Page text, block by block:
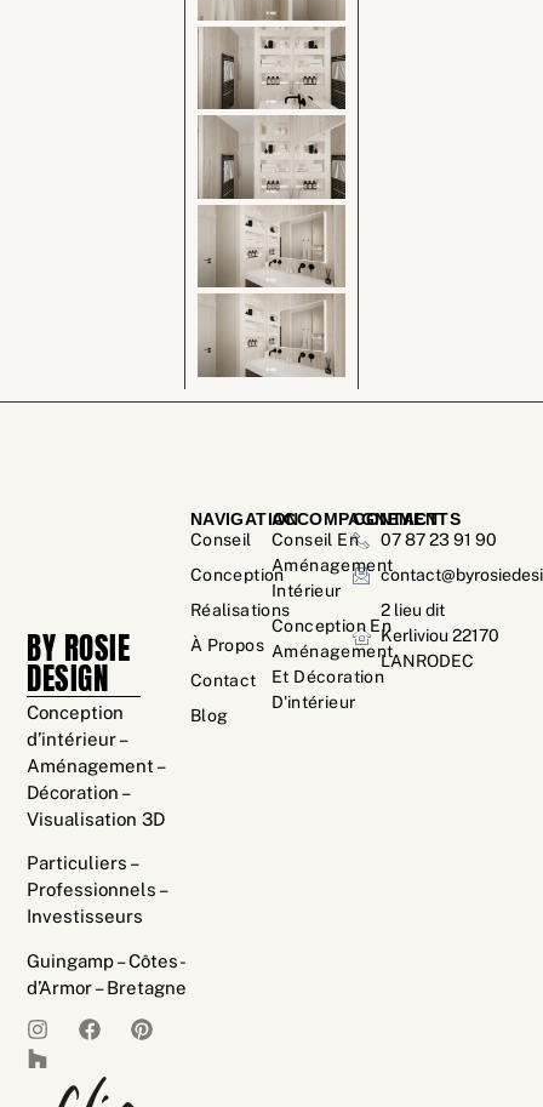
BY ROSIE
DESIGN
Conception
d’intérieur –
Aménagement –
Décoration –
Visualisation 3D
Particuliers –
Professionnels –
Investisseurs
Guingamp – Côtes-
d’Armor – Bretagne
ACCOMPAGNEMENTS
Conseil En
Aménagement
Intérieur
Conception En
Aménagement
Et Décoration
D'intérieur
NAVIGATION
Conseil
Conception
Réalisations
À Propos
Contact
Blog
CONTACT
07 87 23 91 90
2 lieu dit
Kerliviou 22170
LANRODEC